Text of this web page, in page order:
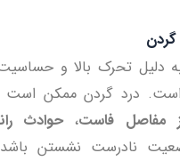
دلیل تحرک بالا و حساسیت
درد گردن ممکن است
مفاصل فاست،حوادث
نادرست نشستن